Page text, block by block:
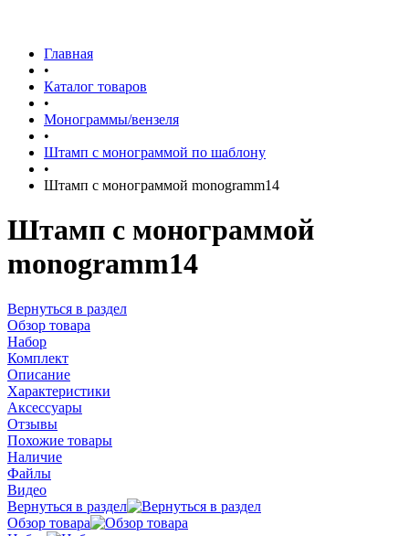
Главная
•
Каталог товаров
•
Монограммы/вензеля
•
Штамп с монограммой по шаблону
•
Штамп с монограммой monogramm14
Штамп с монограммой
monogramm14
Вернуться в раздел
Обзор товара
Набор
Комплект
Описание
Характеристики
Аксессуары
Отзывы
Похожие товары
Наличие
Файлы
Видео
Вернуться в раздел
Обзор товара